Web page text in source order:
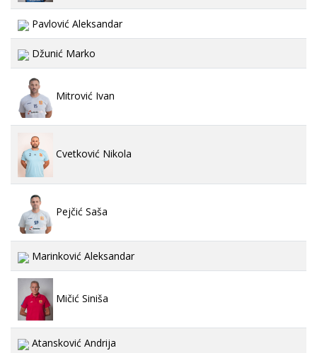
Pavlović Aleksandar
Džunić Marko
Mitrović Ivan
Cvetković Nikola
Pejčić Saša
Marinković Aleksandar
Mičić Siniša
Atansković Andrija